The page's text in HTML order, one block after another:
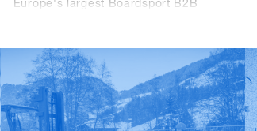
Europe's largest Boardsport B2B
13th SHOPS 1st TRY, there were 1177
participants from 30 countries. 5206
products from 85 brands were
available for testing and the digital
Event Controlling System CANDY
recorded 8390 test operations during